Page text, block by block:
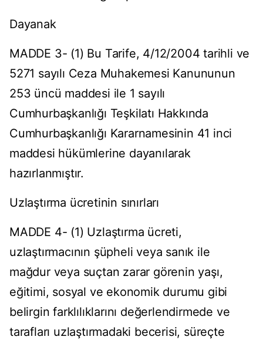
Dayanak
MADDE 3- (1) Bu Tarife, 4/12/2004 tarihli ve
5271 sayılı Ceza Muhakemesi Kanununun
253 üncü maddesi ile 1 sayılı
Cumhurbaşkanlığı Teşkilatı Hakkında
Cumhurbaşkanlığı Kararnamesinin 41 inci
maddesi hükümlerine dayanılarak
hazırlanmıştır.
Uzlaştırma ücretinin sınırları
MADDE 4- (1) Uzlaştırma ücreti,
uzlaştırmacının şüpheli veya sanık ile
mağdur veya suçtan zarar görenin yaşı,
eğitimi, sosyal ve ekonomik durumu gibi
belirgin farklılıklarını değerlendirmede ve
tarafları uzlaştırmadaki becerisi, süreçte